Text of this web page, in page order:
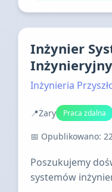
Inżynier
Inżynieria
📍Żary Praca zdalna
📅 Opublikowano:
Poszukujemy
systemów